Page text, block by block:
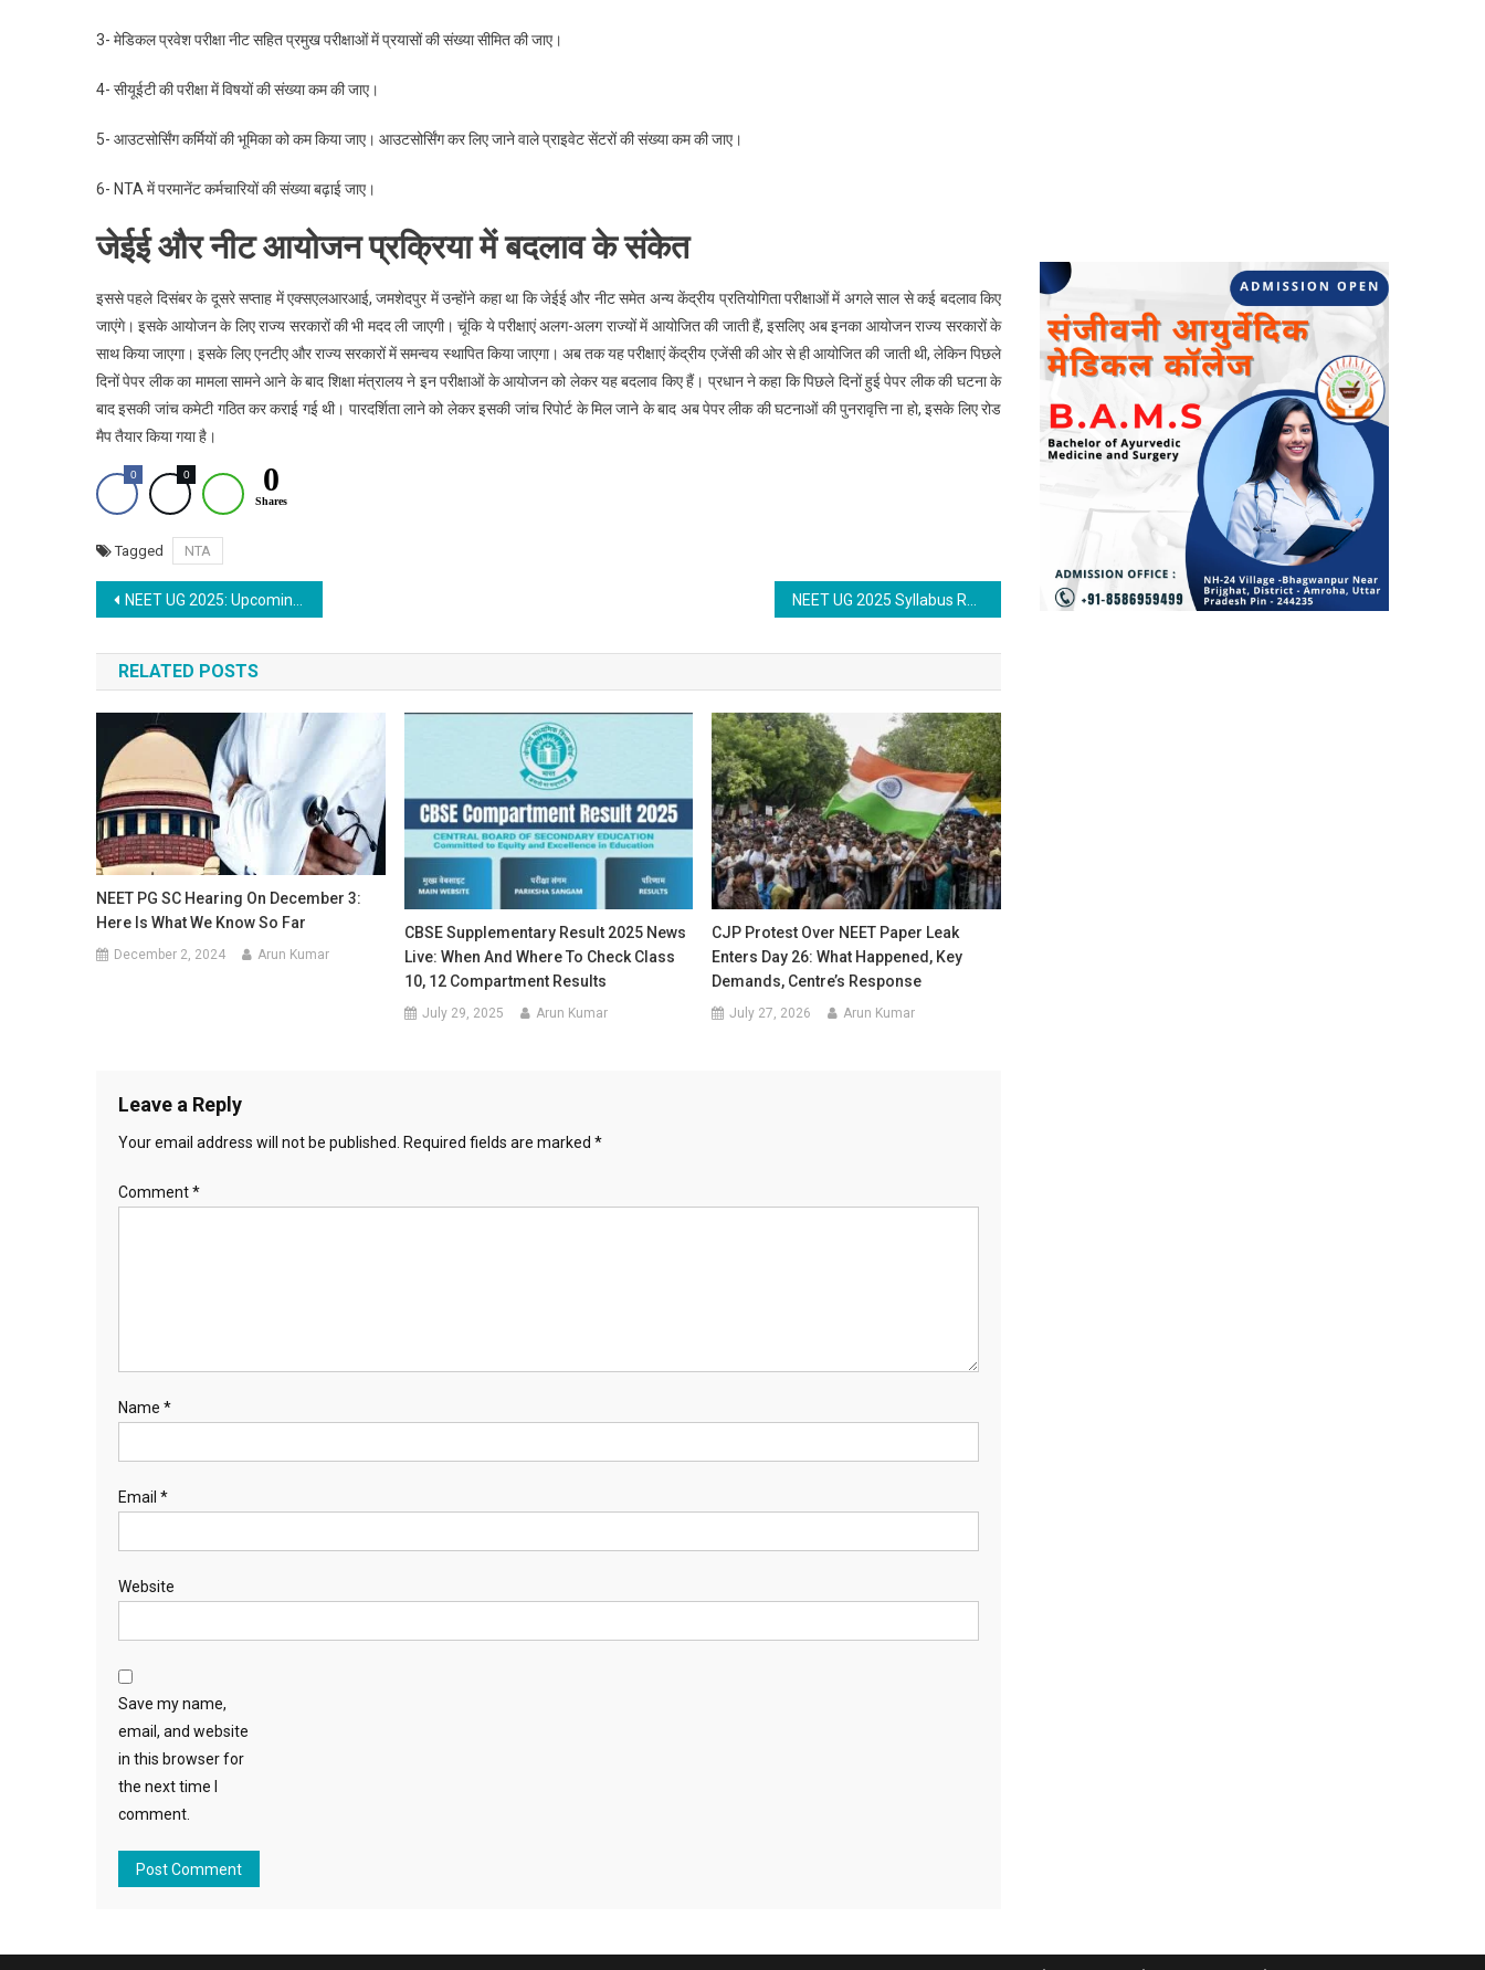
3- मेडिकल प्रवेश परीक्षा नीट सहित प्रमुख परीक्षाओं में प्रयासों की संख्या सीमित की जाए।
4- सीयूईटी की परीक्षा में विषयों की संख्या कम की जाए।
5- आउटसोर्सिंग कर्मियों की भूमिका को कम किया जाए। आउटसोर्सिंग कर लिए जाने वाले प्राइवेट सेंटरों की संख्या कम की जाए।
6- NTA में परमानेंट कर्मचारियों की संख्या बढ़ाई जाए।
जेईई और नीट आयोजन प्रक्रिया में बदलाव के संकेत
इससे पहले दिसंबर के दूसरे सप्ताह में एक्सएलआरआई, जमशेदपुर में उन्होंने कहा था कि जेईई और नीट समेत अन्य केंद्रीय प्रतियोगिता परीक्षाओं में अगले साल से कई बदलाव किए
जाएंगे। इसके आयोजन के लिए राज्य सरकारों की भी मदद ली जाएगी। चूंकि ये परीक्षाएं अलग-अलग राज्यों में आयोजित की जाती हैं, इसलिए अब इनका आयोजन राज्य सरकारों के
साथ किया जाएगा। इसके लिए एनटीए और राज्य सरकारों में समन्वय स्थापित किया जाएगा। अब तक यह परीक्षाएं केंद्रीय एजेंसी की ओर से ही आयोजित की जाती थी, लेकिन पिछले
दिनों पेपर लीक का मामला सामने आने के बाद शिक्षा मंत्रालय ने इन परीक्षाओं के आयोजन को लेकर यह बदलाव किए हैं। प्रधान ने कहा कि पिछले दिनों हुई पेपर लीक की घटना के
बाद इसकी जांच कमेटी गठित कर कराई गई थी। पारदर्शिता लाने को लेकर इसकी जांच रिपोर्ट के मिल जाने के बाद अब पेपर लीक की घटनाओं की पुनरावृत्ति ना हो, इसके लिए रोड
मैप तैयार किया गया है।
0 0 0
Shares
Tagged NTA
Post
navigation
NEET UG 2025: Upcoming Notifications, Registration Details, and Exam Dates
RELATED POSTS
NEET PG SC Hearing On December 3:
Here Is What We Know So Far
December 2, 2024 Arun Kumar
CBSE Supplementary Result 2025 News
Live: When And Where To Check Class
10, 12 Compartment Results
July 29, 2025 Arun Kumar
CJP Protest Over NEET Paper Leak
Enters Day 26: What Happened, Key
Demands, Centre’s Response
July 27, 2026 Arun Kumar
Leave a Reply
Your email address will not be published. Required fields are marked *
Comment*
Name *
Email *
Website
Save my name,
email, and website
in this browser for
the next time I
comment.